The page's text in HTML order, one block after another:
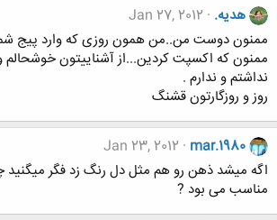
هدیه. Jan 27, 2012
ممنون دوست من..من همون روزی که وارد پیج
ممنون که اکسپت کردین...از آشناییتون
نداشتم و ندارم .
روز و روزگارتون قشنگ
mar.1980
Jan 23, 2012
اگه میشد ذهن رو هم مثل دل رنگ زد فگر
مناسب می بود ?